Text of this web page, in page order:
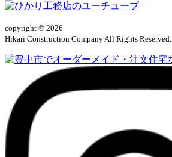
copyright © 2026
Hikari Construction Company All Rights Reserved.